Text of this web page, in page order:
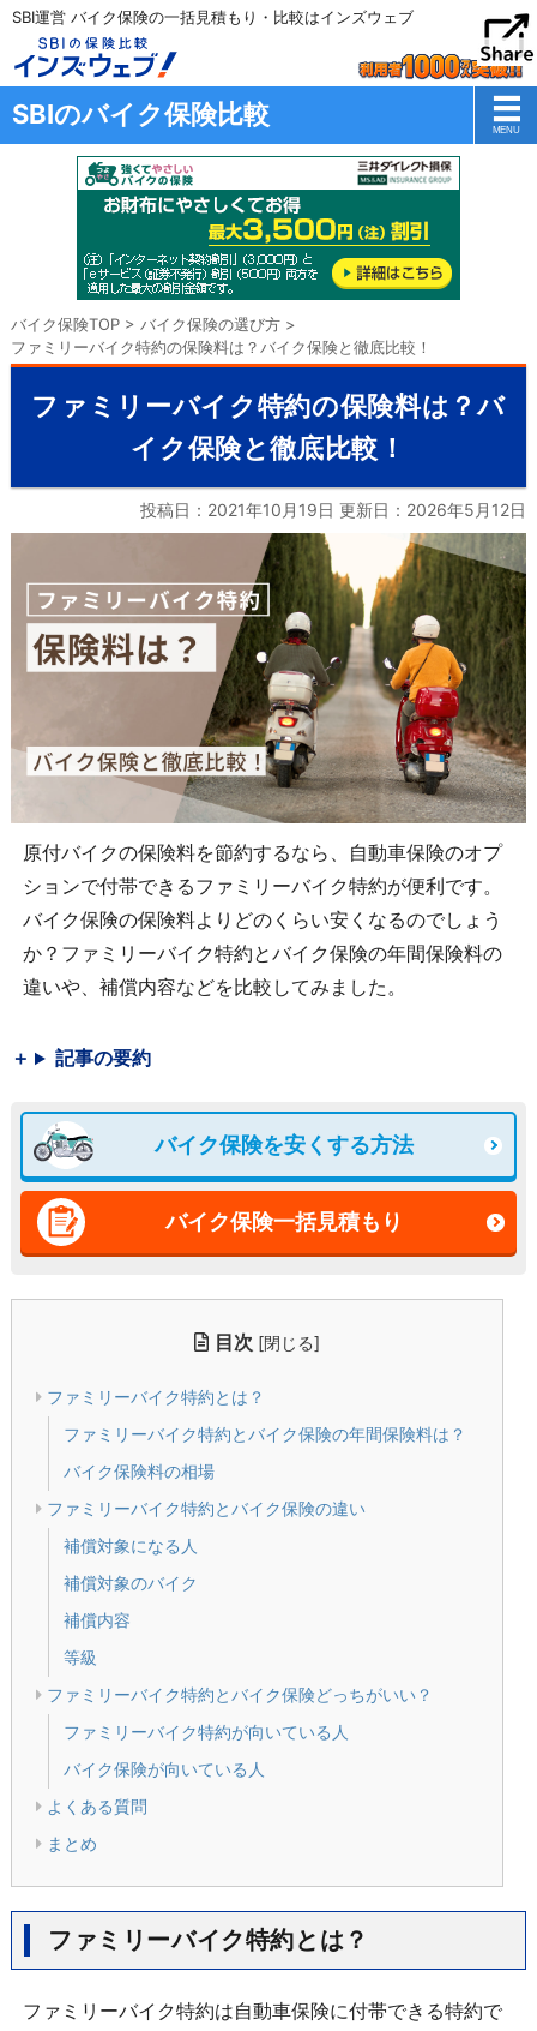
SBI運営 バイク保険の一括見積もり・比較はインズウェブ
SBIのバイク保険比較
バイク保険TOP> バイク保険の選び方 >
ファミリーバイク特約の保険料は？バイク保険と徹底比較！
ファミリーバイク特約の保険料は？バ
イク保険と徹底比較！
投稿日：2021年10月19日 更新日： 2026年5月12日
原付バイクの保険料を節約するなら、自動車保険のオプ
ションで付帯できるファミリーバイク特約が便利です。
バイク保険の保険料よりどのくらい安くなるのでしょう
か？ファミリーバイク特約とバイク保険の年間保険料の
違いや、補償内容などを比較してみました。
記事の要約
バイク保険を安くする方法
バイク保険一括見積もり
目次 [閉じる]
ファミリーバイク特約とは？
ファミリーバイク特約とバイク保険の年間保険料は？
バイク保険料の相場
ファミリーバイク特約とバイク保険の違い
補償対象になる人
補償対象のバイク
補償内容
等級
ファミリーバイク特約とバイク保険どっちがいい？
ファミリーバイク特約が向いている人
バイク保険が向いている人
よくある質問
まとめ
ファミリーバイク特約とは？
ファミリーバイク特約は自動車保険に付帯できる特約で